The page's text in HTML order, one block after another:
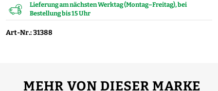
Lieferung am nächsten Werktag (Montag–Freitag), bei
Bestellung bis 15 Uhr
Art-Nr.: 31388
MEHR VON DIESER MARKE